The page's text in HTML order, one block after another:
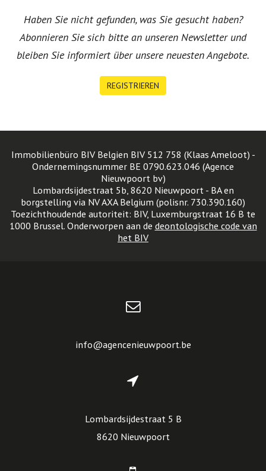
Haben Sie nicht gefunden, was Sie gesucht haben?
Abonnieren Sie sich bitte an unseren Newsletter und
Immobilienbüro BIV Belgien BIV 512 758 (Klaas Ameloot) -
Ondernemingsnummer BE 0790.623.046 (Agence
Nieuwpoort bv)
Lombardsijdestraat 5b, 8620 Nieuwpoort - BA en
borgstelling via NV AXA Belgium (polisnr. 730.390.160)
Toezichthoudende autoriteit: BIV, Luxemburgstraat 16 B te
1000 Brussel. Onderworpen aan de
Lombardsijdestraat 5 B